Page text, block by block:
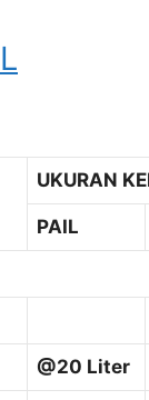
UKURAN
PAIL
@20 Liter